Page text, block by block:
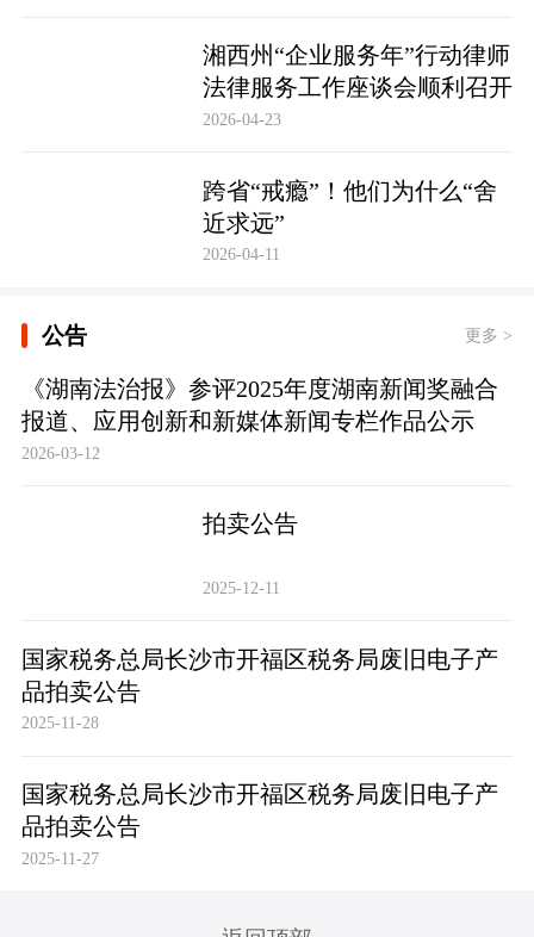
湘西州“企业服务年”行动律师
法律服务工作座谈会顺利召开
2026-04-23
跨省“戒瘾”！他们为什么“舍
近求远”
2026-04-11
公告 更多 >
《湖南法治报》参评2025年度湖南新闻奖融合
报道、应用创新和新媒体新闻专栏作品公示
2026-03-12
拍卖公告
2025-12-11
国家税务总局长沙市开福区税务局废旧电子产
品拍卖公告
2025-11-28
国家税务总局长沙市开福区税务局废旧电子产
品拍卖公告
2025-11-27